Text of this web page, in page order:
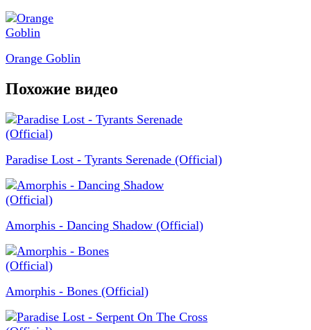
Orange Goblin
Похожие видео
Paradise Lost - Tyrants Serenade (Official)
Amorphis - Dancing Shadow (Official)
Amorphis - Bones (Official)